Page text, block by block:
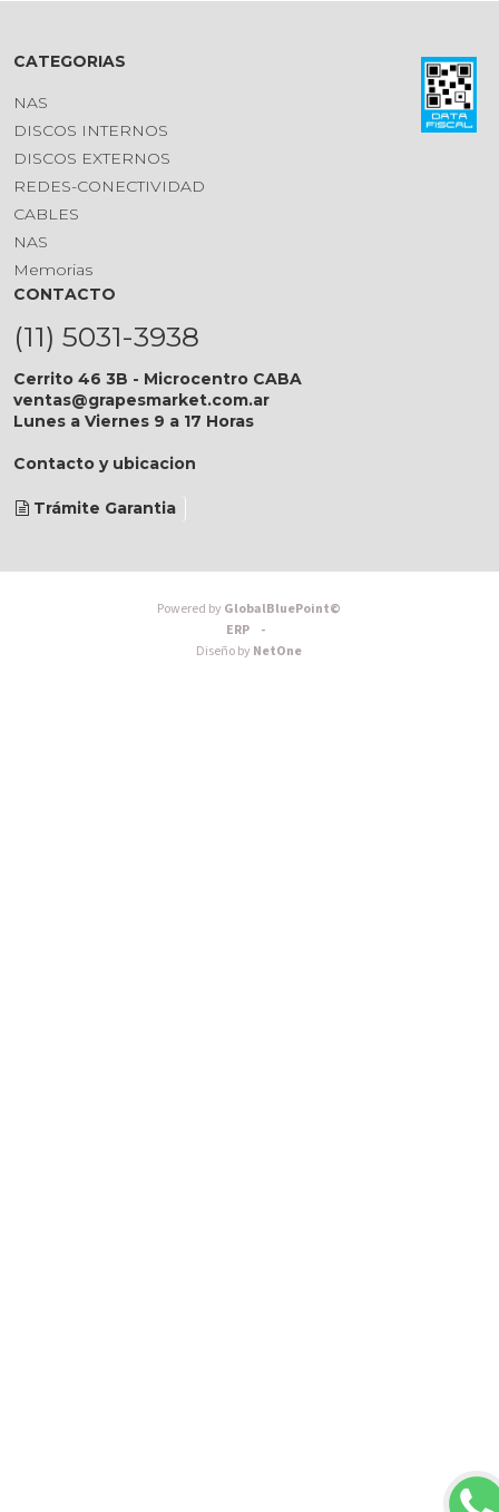
CATEGORIAS
NAS
DISCOS INTERNOS
DISCOS EXTERNOS
REDES-CONECTIVIDAD
CABLES
NAS
Memorias
CONTACTO
(11) 5031-3938
Cerrito 46 3B - Microcentro CABA
ventas@grapesmarket.com.ar
Lunes a Viernes 9 a 17 Horas
Contacto y ubicacion
Trámite Garantia
Powered byGlobalBluePoint©
ERP -
Diseño byNetOne